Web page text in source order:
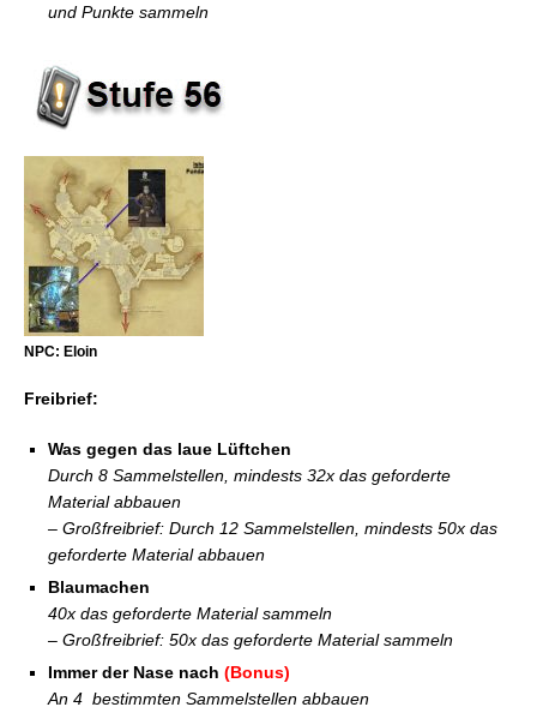
und Punkte sammeln
NPC: Eloin
Freibrief:
Was gegen das laue Lüftchen
Durch 8 Sammelstellen, mindests 32x das geforderte
Material abbauen
– Großfreibrief: Durch 12 Sammelstellen, mindests 50x das
geforderte Material abbauen
Blaumachen
40x das geforderte Material sammeln
– Großfreibrief: 50x das geforderte Material sammeln
Immer der Nase nach (Bonus)
An 4 bestimmten Sammelstellen abbauen